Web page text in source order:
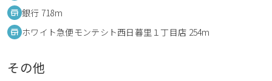
銀行 718m
ホワイト急便モンテシト西日暮里１丁目店 254m
その他